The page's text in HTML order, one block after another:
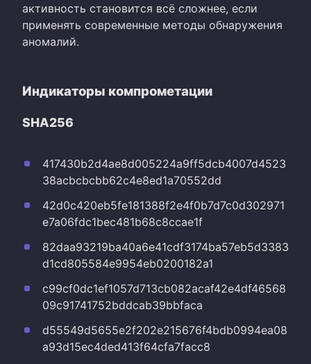
активность становится всё сложнее, если
применять современные методы обнаружения
аномалий.
Индикаторы компрометации
SHA256
417430b2d4ae8d005224a9ff5dcb4007d4523
38acbcbcbb62c4e8ed1a70552dd
42d0c420eb5fe181388f2e4f0b7d7c0d302971
e7a06fdc1bec481b68c8ccae1f
82daa93219ba40a6e41cdf3174ba57eb5d3383
d1cd805584e9954eb0200182a1
c99cf0dc1ef1057d713cb082acaf42e4df46568
09c91741752bddcab39bbfaca
d55549d5655e2f202e215676f4bdb0994ea08
a93d15ec4ded413f64cfa7facc8